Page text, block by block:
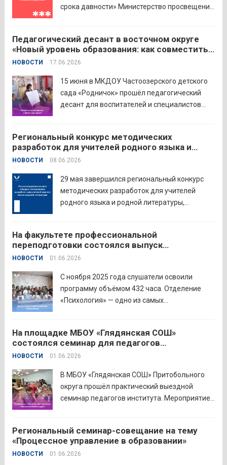
срока давности» Министерство просвещения
проводят всероссийскую акцию «Память
священна». 22 июня 2026 года Россия
отмечает 85-ю годовщину начала Великой
Отечественной войны. Просим на страницах
школ в...
Педагогический десант в восточном округе
«Новый уровень образования: как совместить
качество и эффективность»
НОВОСТИ 17.06.2026
15 июня в МКДОУ Частоозерского детского
сада «Родничок» прошёл педагогический
десант для воспитателей и специалистов
педагогов восточного округа для повышения
профессиональных компетенций и
знакомства с актуальными подходами к
работе с детьми....
Региональный конкурс методических
разработок для учителей родного языка и
родной литературы
НОВОСТИ 08.06.2026
29 мая завершился региональный конкурс
методических разработок для учителей
родного языка и родной литературы,
инновационными подходами в
преподавании родного языка и родной
литературы. Цели конкурса: — выявление и
распространение передового
педагогического...
Читать дальше
На факультете профессиональной
переподготовки состоялся выпуск
слушателей отделения «Психология»
НОВОСТИ 01.06.2026
С ноября 2025 года слушатели освоили
программу объёмом 432 часа. Отделение
«Психология» — одно из самых
квалифицированных педагогов-психологов в
общеобразовательных организациях. Все
выпускники успешно прошли итоговую
аттестацию в форме экзамена и получили
Читать дальше
На площадке МБОУ «Глядянская СОШ»
состоялся семинар для педагогов
Центрального образовательного округа
НОВОСТИ 01.06.2026
В МБОУ «Глядянская СОШ» Притобольного
округа прошёл практический выездной
семинар педагогов института. Мероприятие
делегата. Открывая встречу, заместитель
руководителя Управления образования
Притобольного муниципального округа
Региональный семинар-совещание на тему
«Процессное управление в образовании»
НОВОСТИ 01.06.2026